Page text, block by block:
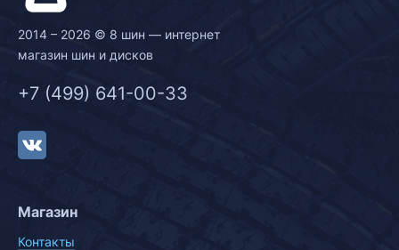
2014 – 2026 © 8 шин — интернет
магазин шин и дисков
+7 (499) 641-00-33
Магазин
Контакты